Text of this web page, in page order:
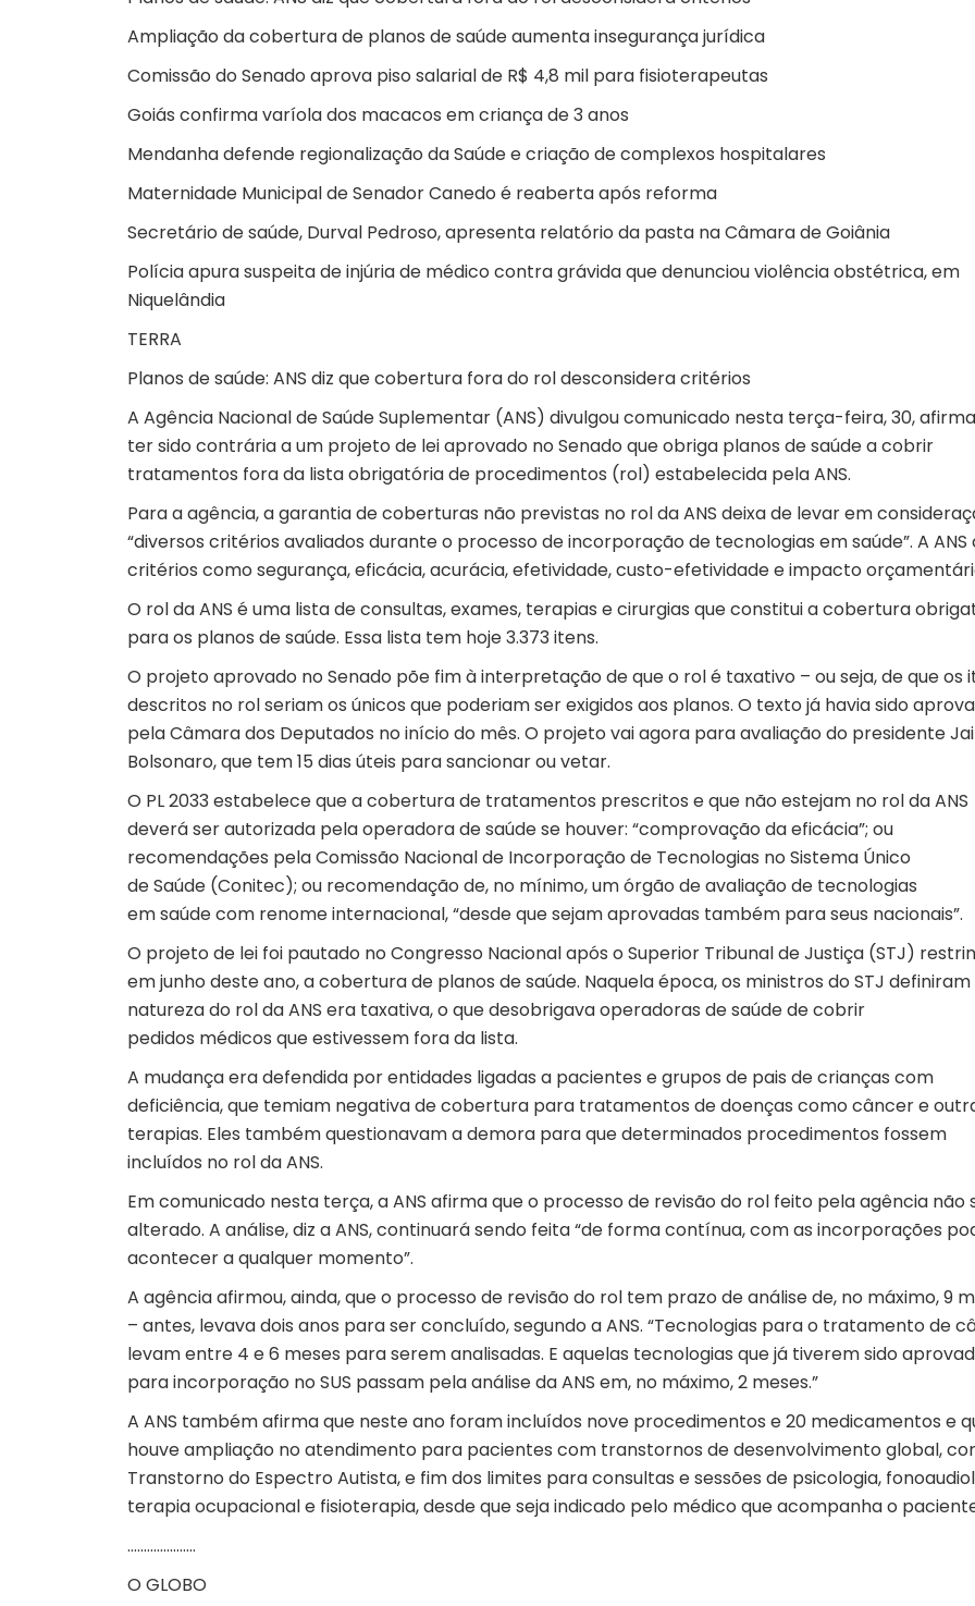
Ampliação da cobertura de planos de saúde aumenta insegurança jurídica
Comissão do Senado aprova piso salarial de R$ 4,8 mil para fisioterapeutas
Goiás confirma varíola dos macacos em criança de 3 anos
Mendanha defende regionalização da Saúde e criação de complexos hospitalares
Maternidade Municipal de Senador Canedo é reaberta após reforma
Secretário de saúde, Durval Pedroso, apresenta relatório da pasta na Câmara de Goiânia
Polícia apura suspeita de injúria de médico contra grávida que denunciou violência obstétrica, em
Niquelândia
TERRA
Planos de saúde: ANS diz que cobertura fora do rol desconsidera critérios
A Agência Nacional de Saúde Suplementar (ANS) divulgou comunicado nesta terça-feira, 30,
ter sido contrária a um projeto de lei aprovado no Senado que obriga planos de saúde a cobrir
tratamentos fora da lista obrigatória de procedimentos (rol) estabelecida pela ANS.
Para a agência, a garantia de coberturas não previstas no rol da ANS deixa de levar em
“diversos critérios avaliados durante o processo de incorporação de tecnologias em saúde”. A ANS
critérios como segurança, eficácia, acurácia, efetividade, custo-efetividade e impacto
O rol da ANS é uma lista de consultas, exames, terapias e cirurgias que constitui a cobertura
para os planos de saúde. Essa lista tem hoje 3.373 itens.
O projeto aprovado no Senado põe fim à interpretação de que o rol é taxativo – ou seja, de que os
descritos no rol seriam os únicos que poderiam ser exigidos aos planos. O texto já havia sido
pela Câmara dos Deputados no início do mês. O projeto vai agora para avaliação do presidente
Bolsonaro, que tem 15 dias úteis para sancionar ou vetar.
O PL 2033 estabelece que a cobertura de tratamentos prescritos e que não estejam no rol da ANS
deverá ser autorizada pela operadora de saúde se houver: “comprovação da eficácia”; ou
recomendações pela Comissão Nacional de Incorporação de Tecnologias no Sistema Único
de Saúde (Conitec); ou recomendação de, no mínimo, um órgão de avaliação de tecnologias
em saúde com renome internacional, “desde que sejam aprovadas também para seus nacionais”.
O projeto de lei foi pautado no Congresso Nacional após o Superior Tribunal de Justiça (STJ)
em junho deste ano, a cobertura de planos de saúde. Naquela época, os ministros do STJ definiram
natureza do rol da ANS era taxativa, o que desobrigava operadoras de saúde de cobrir
pedidos médicos que estivessem fora da lista.
A mudança era defendida por entidades ligadas a pacientes e grupos de pais de crianças com
deficiência, que temiam negativa de cobertura para tratamentos de doenças como câncer e
terapias. Eles também questionavam a demora para que determinados procedimentos fossem
incluídos no rol da ANS.
Em comunicado nesta terça, a ANS afirma que o processo de revisão do rol feito pela agência não
alterado. A análise, diz a ANS, continuará sendo feita “de forma contínua, com as incorporações
acontecer a qualquer momento”.
A agência afirmou, ainda, que o processo de revisão do rol tem prazo de análise de, no máximo, 9
– antes, levava dois anos para ser concluído, segundo a ANS. “Tecnologias para o tratamento de
levam entre 4 e 6 meses para serem analisadas. E aquelas tecnologias que já tiverem sido
para incorporação no SUS passam pela análise da ANS em, no máximo, 2 meses.”
A ANS também afirma que neste ano foram incluídos nove procedimentos e 20 medicamentos e
houve ampliação no atendimento para pacientes com transtornos de desenvolvimento global,
Transtorno do Espectro Autista, e fim dos limites para consultas e sessões de psicologia,
terapia ocupacional e fisioterapia, desde que seja indicado pelo médico que acompanha o
…………………
O GLOBO